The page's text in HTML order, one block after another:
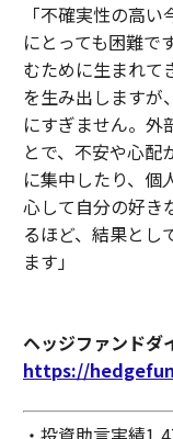
「不確実性の高
にとっても困難で
むために生まれて
を生み出しますが
にすぎません。外
とで、不安や心配
に集中したり、個
心して自分の好き
るほど、結果とし
ます」
ヘッジファンドダ
https://